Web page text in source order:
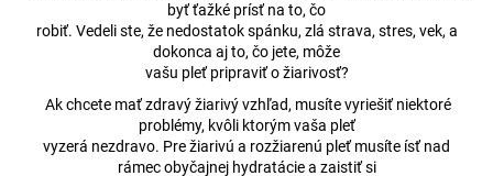
byť ťažké prísť na to, čo
robiť. Vedeli ste, že nedostatok spánku, zlá strava, stres, vek, a
dokonca aj to, čo jete, môže
vašu pleť pripraviť o žiarivosť?
Ak chcete mať zdravý žiarivý vzhľad, musíte vyriešiť niektoré
problémy, kvôli ktorým vaša pleť
vyzerá nezdravo. Pre žiarivú a rozžiarenú pleť musíte ísť nad
rámec obyčajnej hydratácie a zaistiť si